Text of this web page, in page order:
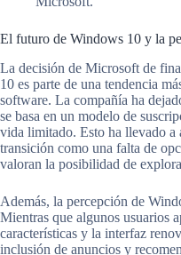
El futuro de Windows 10 y la
La decisión de Microsoft de
10 es parte de una tendencia
software. La compañía ha
se basa en un modelo de
vida limitado. Esto ha llevado a
transición como una falta de
valoran la posibilidad de
Además, la percepción de
Mientras que algunos usuarios
características y la interfaz
inclusión de anuncios y